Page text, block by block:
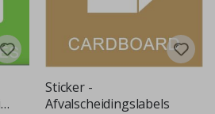
Statiewisselflessen/Blikken
Sticker -
Afvalscheidingslabels